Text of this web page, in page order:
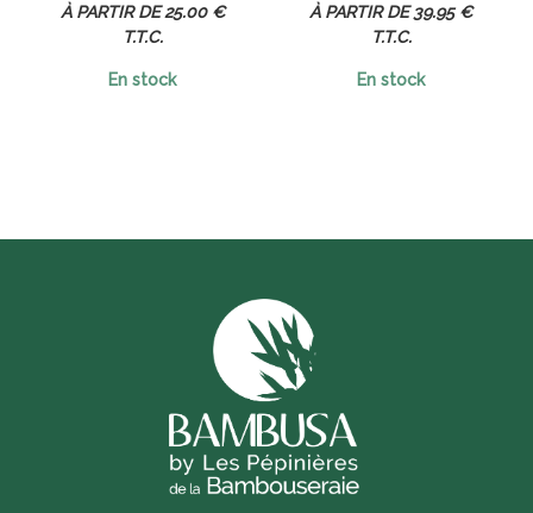
25.00 €
T.T.C.
En stock
39.95 €
T.T.C.
En stock